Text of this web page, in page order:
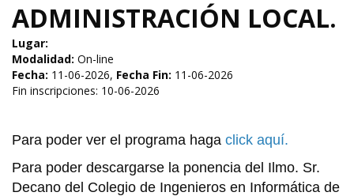
ADMINISTRACIÓN LOCAL.
Lugar:
Modalidad: On-line
Fecha: 11-06-2026, Fecha Fin: 11-06-2026
Fin inscripciones: 10-06-2026
Para poder ver el programa haga click aquí.
Para poder descargarse la ponencia del Ilmo. Sr.
Decano del Colegio de Ingenieros en Informática de